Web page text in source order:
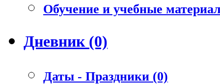
Обучение и учебные
Дневник (0)
Даты - Праздники (0)